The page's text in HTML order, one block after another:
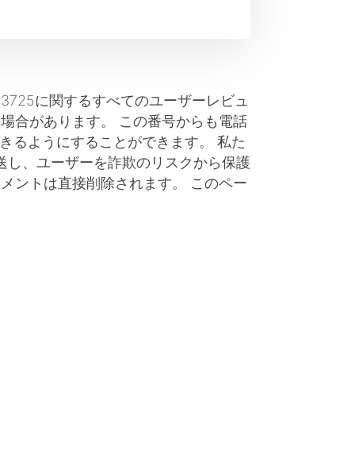
に関するすべてのユーザーレビュ
合があります。 この番号からも電話
るようにすることができます。 私た
、ユーザーを詐欺のリスクから保護
ントは直接削除されます。 このペー